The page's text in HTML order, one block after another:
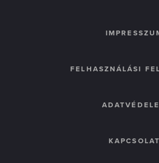
FELHASZNÁLÁSI
KAPCSOLAT